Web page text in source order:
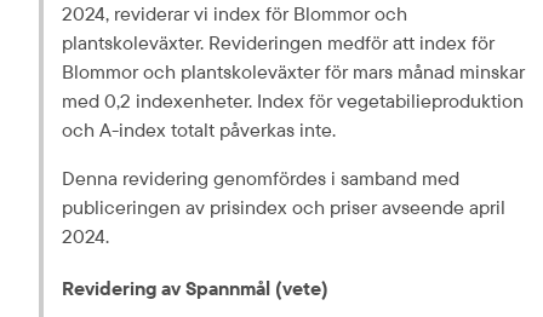
2024, reviderar vi index för Blommor och
plantskoleväxter. Revideringen medför att index för
Blommor och plantskoleväxter för mars månad minskar
med 0,2 indexenheter. Index för vegetabilieproduktion
och A-index totalt påverkas inte.
Denna revidering genomfördes i samband med
publiceringen av prisindex och priser avseende april
2024.
Revidering av Spannmål (vete)